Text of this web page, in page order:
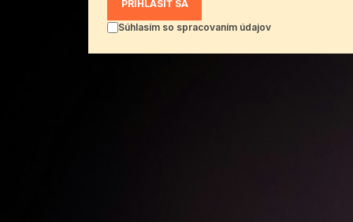
PRIHLÁSIŤ SA
Súhlasím so spracovaním údajov